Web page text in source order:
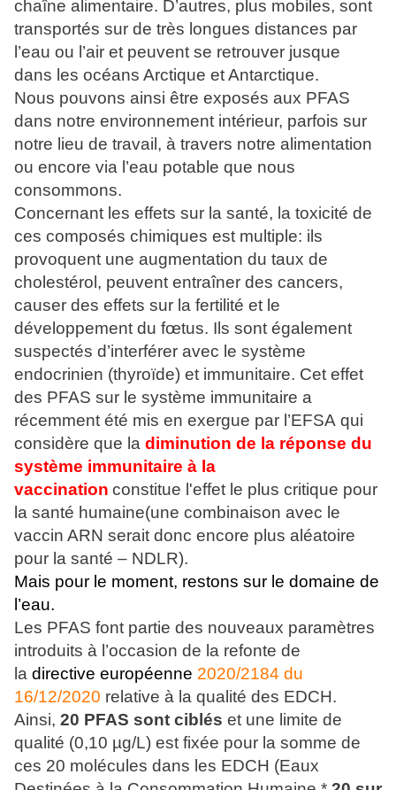
chaîne alimentaire. D’autres, plus mobiles, sont
transportés sur de très longues distances par
l’eau ou l’air et peuvent se retrouver jusque
dans les océans Arctique et Antarctique.
Nous pouvons ainsi être exposés aux PFAS
dans notre environnement intérieur, parfois sur
notre lieu de travail, à travers notre alimentation
ou encore via l’eau potable que nous
consommons.
Concernant les effets sur la santé, la toxicité de
ces composés chimiques est multiple: ils
provoquent une augmentation du taux de
cholestérol, peuvent entraîner des cancers,
causer des effets sur la fertilité et le
développement du fœtus. Ils sont également
suspectés d’interférer avec le système
endocrinien (thyroïde) et immunitaire. Cet effet
des PFAS sur le système immunitaire a
récemment été mis en exergue par l’EFSA qui
considère que la diminution de la réponse du
système immunitaire à la
vaccination constitue l'effet le plus critique pour
la santé humaine(une combinaison avec le
vaccin ARN serait donc encore plus aléatoire
pour la santé – NDLR).
Mais pour le moment, restons sur le domaine de
l’eau.
Les PFAS font partie des nouveaux paramètres
introduits à l’occasion de la refonte de
la directive européenne 2020/2184 du
16/12/2020 relative à la qualité des EDCH.
Ainsi, 20 PFAS sont ciblés et une limite de
qualité (0,10 µg/L) est fixée pour la somme de
ces 20 molécules dans les EDCH (Eaux